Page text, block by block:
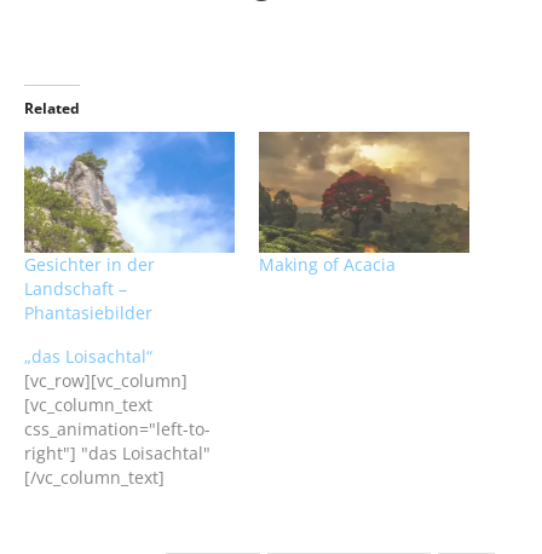
Related
Gesichter in der
Landschaft –
Phantasiebilder
Making of Acacia
„das Loisachtal“
[vc_row][vc_column]
[vc_column_text
css_animation="left-to-
right"] "das Loisachtal"
[/vc_column_text]